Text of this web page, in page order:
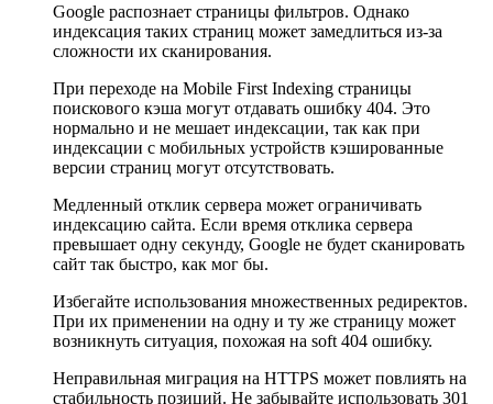
Google распознает страницы фильтров. Однако
индексация таких страниц может замедлиться из-за
сложности их сканирования.
При переходе на Mobile First Indexing страницы
поискового кэша могут отдавать ошибку 404. Это
нормально и не мешает индексации, так как при
индексации с мобильных устройств кэшированные
версии страниц могут отсутствовать.
Медленный отклик сервера может ограничивать
индексацию сайта. Если время отклика сервера
превышает одну секунду, Google не будет сканировать
сайт так быстро, как мог бы.
Избегайте использования множественных редиректов.
При их применении на одну и ту же страницу может
возникнуть ситуация, похожая на soft 404 ошибку.
Неправильная миграция на HTTPS может повлиять на
стабильность позиций. Не забывайте использовать 301